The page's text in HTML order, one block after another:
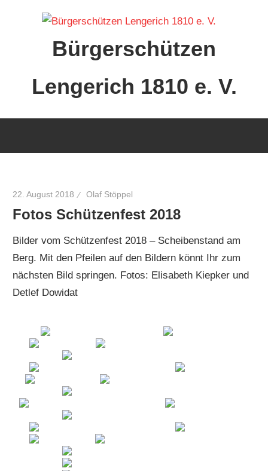
Bürgerschützen
Lengerich 1810 e. V.
22. August 2018 Olaf Stöppel
Fotos Schützenfest 2018
Bilder vom Schützenfest 2018 – Scheibenstand am
Berg. Mit den Pfeilen auf den Bildern könnt Ihr zum
nächsten Bild springen. Fotos: Elisabeth Kiepker und
Detlef Dowidat